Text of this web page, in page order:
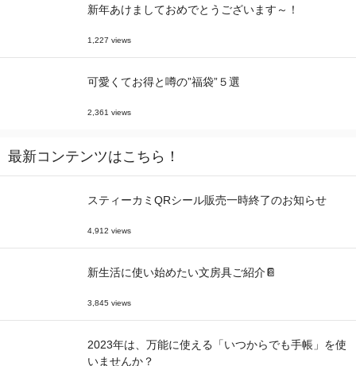
新年あけましておめでとうございます～！
1,227 views
可愛くてお得と噂の”福袋”５選
2,361 views
最新コンテンツはこちら！
スティーカミQRシール販売一時終了のお知らせ
4,912 views
新生活に使い始めたい文房具ご紹介📔
3,845 views
2023年は、万能に使える「いつからでも手帳」を使
いませんか？